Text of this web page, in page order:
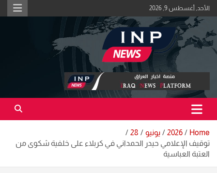
Skip
to
content
الأحد, أغسطس 9, 2026
منصة اخبار العراق
اكبر منصة خبرية في العراق | #الحقيقة_اولاً
Home
2026 يونيو
28
توقيف الإعلامي حيدر الحمداني في كربلاء على خلفية شكوى من
العتبة العباسية